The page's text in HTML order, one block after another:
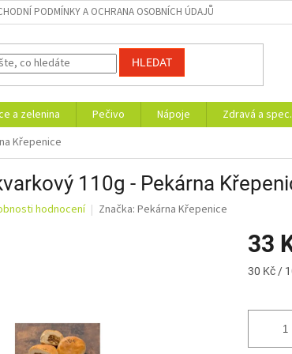
PODMÍNKY A OCHRANA OSOBNÍCH ÚDAJŮ
HLEDAT
a zelenina Pečivo Nápoje Zdravá a
Křepenice
110g - Pekárna
hodnocení Značka: Pekárna Křepenice
33
Měrná
30 Kč /